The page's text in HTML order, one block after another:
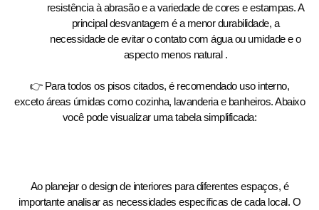
resistência à abrasão e a variedade de cores e estampas. A
principal desvantagem é a menor durabilidade, a
necessidade de evitar o contato com água ou umidade e o
aspecto menos natural .
👉 Para todos os pisos citados, é recomendado uso interno,
exceto áreas úmidas como cozinha, lavanderia e banheiros. Abaixo
você pode visualizar uma tabela simplificada:
Ao planejar o design de interiores para diferentes espaços, é
importante analisar as necessidades específicas de cada local. O